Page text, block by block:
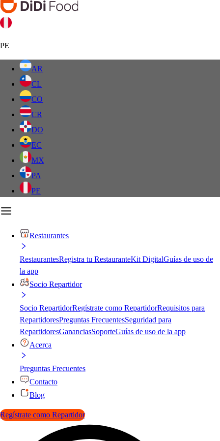
PE
AR
CL
CO
CR
DO
EC
MX
PA
PE
Restaurantes
RestaurantesRegistra tu RestauranteKit DigitalGuías de uso de
la app
Socio Repartidor
Socio RepartidorRegístrate como RepartidorRequisitos para
RepartidoresPreguntas FrecuentesSeguridad para
RepartidoresGananciasSoporteGuías de uso de la app
Acerca
Preguntas Frecuentes
Contacto
Blog
Regístrate como Repartidor